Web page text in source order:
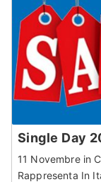
Single Day
11 Novembre in
Rappresenta In